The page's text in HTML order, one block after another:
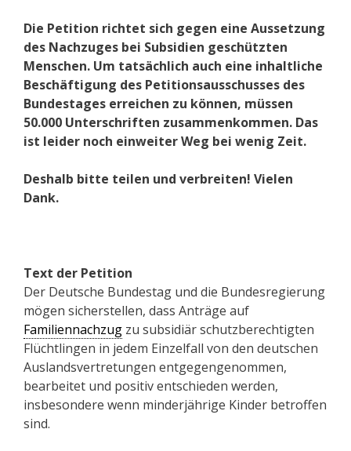
Die Petition richtet sich gegen eine Aussetzung
des Nachzuges bei Subsidien geschützten
Menschen. Um tatsächlich auch eine inhaltliche
Beschäftigung des Petitionsausschusses des
Bundestages erreichen zu können, müssen
50.000 Unterschriften zusammenkommen. Das
ist leider noch einweiter Weg bei wenig Zeit.
Deshalb bitte teilen und verbreiten! Vielen
Dank.
Text der Petition
Der Deutsche Bundestag und die Bundesregierung
mögen sicherstellen, dass Anträge auf
Familiennachzug zu subsidiär schutzberechtigten
Flüchtlingen in jedem Einzelfall von den deutschen
Auslandsvertretungen entgegengenommen,
bearbeitet und positiv entschieden werden,
insbesondere wenn minderjährige Kinder betroffen
sind.